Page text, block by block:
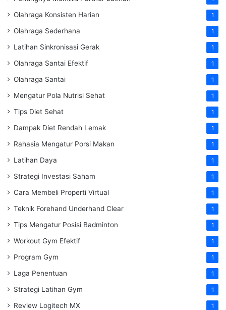
Olahraga Konsisten Harian 1
Olahraga Sederhana 1
Latihan Sinkronisasi Gerak 1
Olahraga Santai Efektif 1
Olahraga Santai 1
Mengatur Pola Nutrisi Sehat 1
Tips Diet Sehat 1
Dampak Diet Rendah Lemak 1
Rahasia Mengatur Porsi Makan 1
Latihan Daya 1
Strategi Investasi Saham 1
Cara Membeli Properti Virtual 1
Teknik Forehand Underhand Clear 1
Tips Mengatur Posisi Badminton 1
Workout Gym Efektif 1
Program Gym 1
Laga Penentuan 1
Strategi Latihan Gym 1
Review Logitech MX 1